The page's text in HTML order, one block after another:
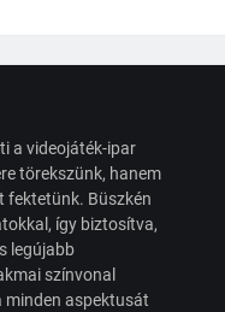
a videojáték-ipar
törekszünk, hanem
fektetünk. Büszkén
így biztosítva,
legújabb
színvonal
minden aspektusát